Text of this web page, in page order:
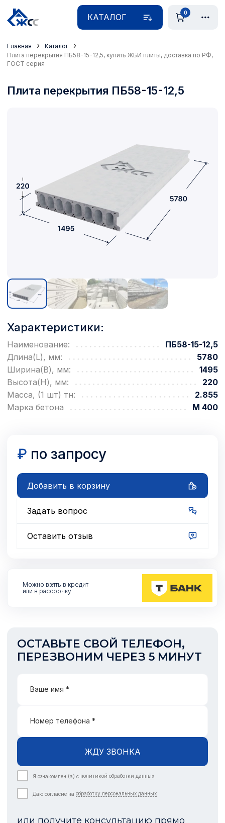
КАТАЛОГ 0
Главная › Каталог ›
Плита перекрытия ПБ58-15-12,5, купить ЖБИ плиты, доставка по РФ,
ГОСТ серия
Плита перекрытия ПБ58-15-12,5
Характеристики:
Наименование:
ПБ58-15-12,5
Длина(L), мм:
5780
Ширина(B), мм:
1495
Высота(H), мм:
220
Масса, (1 шт) тн:
2.855
Марка бетона
М 400
₽ по запросу
Добавить в корзину
Задать вопрос
Оставить отзыв
Можно взять в кредит
или в рассрочку
ОСТАВЬТЕ СВОЙ ТЕЛЕФОН,
ПЕРЕЗВОНИМ ЧЕРЕЗ 5 МИНУТ
Ваше имя *
Номер телефона *
ЖДУ ЗВОНКА
Я ознакомлен (а) с политикой обработки данных
Даю согласие на обработку персональных данных
или получите консультацию прямо